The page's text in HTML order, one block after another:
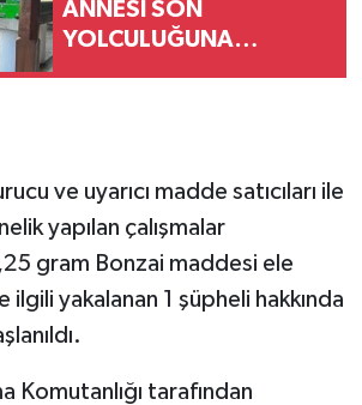
ANNESİ SON
YOLCULUĞUNA
ve uyarıcı madde satıcıları ile
yapılan çalışmalar
gram Bonzai maddesi ele
yakalanan 1 şüpheli hakkında
Komutanlığı tarafından